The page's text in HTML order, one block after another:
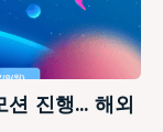
션 진행… 해외